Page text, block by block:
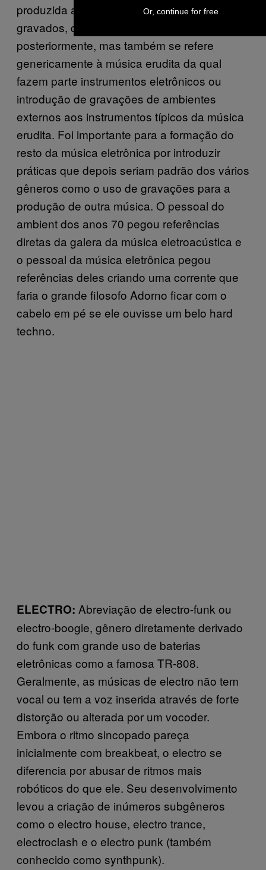
produzida a partir de instrumentos acústicos
gravados, que poderiam ser manipulados
posteriormente, mas também se refere
genericamente à música erudita da qual
fazem parte instrumentos eletrônicos ou
introdução de gravações de ambientes
externos aos instrumentos típicos da música
erudita. Foi importante para a formação do
resto da música eletrônica por introduzir
práticas que depois seriam padrão dos vários
gêneros como o uso de gravações para a
produção de outra música. O pessoal do
ambient dos anos 70 pegou referências
diretas da galera da música eletroacústica e
o pessoal da música eletrônica pegou
referências deles criando uma corrente que
faria o grande filosofo Adorno ficar com o
cabelo em pé se ele ouvisse um belo hard
techno.
ELECTRO: Abreviação de electro-funk ou
electro-boogie, gênero diretamente derivado
do funk com grande uso de baterias
eletrônicas como a famosa TR-808.
Geralmente, as músicas de electro não tem
vocal ou tem a voz inserida através de forte
distorção ou alterada por um vocoder.
Embora o ritmo sincopado pareça
inicialmente com breakbeat, o electro se
diferencia por abusar de ritmos mais
robóticos do que ele. Seu desenvolvimento
levou a criação de inúmeros subgêneros
como o electro house, electro trance,
electroclash e o electro punk (também
conhecido como synthpunk).
Or, continue for free